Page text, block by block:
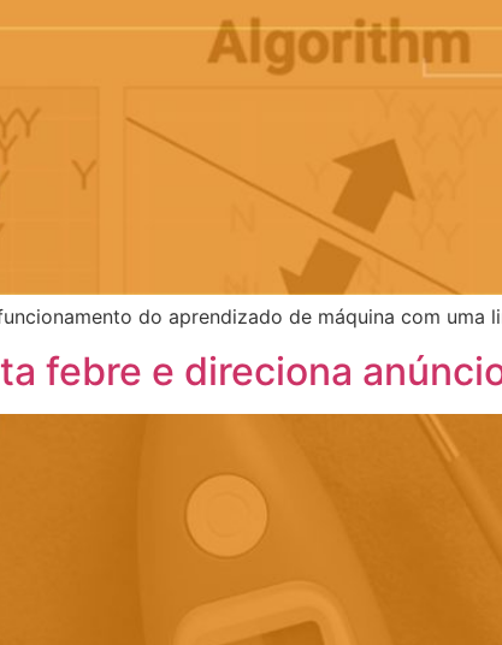
do aprendizado de máquina com uma
febre e direciona